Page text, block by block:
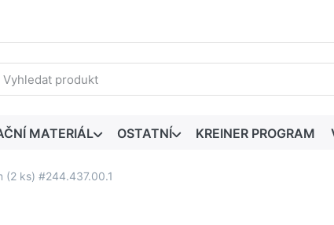
hledaný výraz. První výsledky se zobrazí automaticky při
MATERIÁL OSTATNÍ KREINER PROGRAM
(2 ks) #244.437.00.1